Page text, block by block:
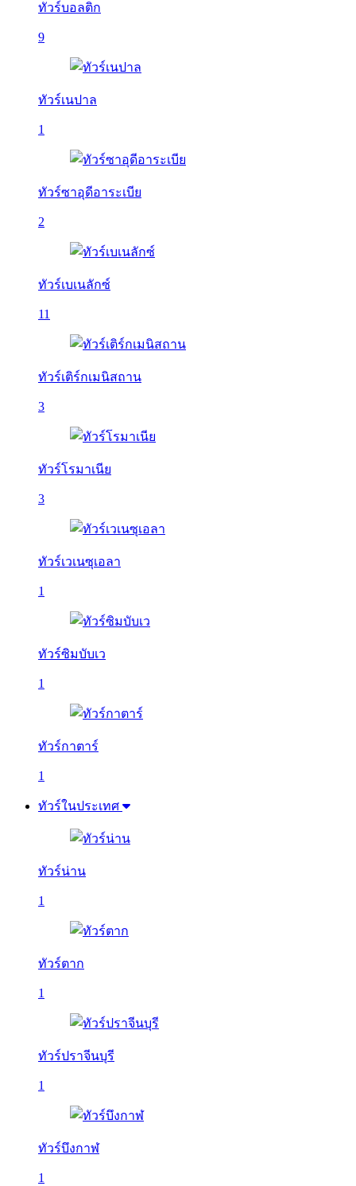
ทัวร์บอลติก
9
ทัวร์เนปาล
1
ทัวร์ซาอุดีอาระเบีย
2
ทัวร์เบเนลักซ์
11
ทัวร์เติร์กเมนิสถาน
3
ทัวร์โรมาเนีย
3
ทัวร์เวเนซุเอลา
1
ทัวร์ซิมบับเว
1
ทัวร์กาตาร์
1
ทัวร์ในประเทศ
ทัวร์น่าน
1
ทัวร์ตาก
1
ทัวร์ปราจีนบุรี
1
ทัวร์บึงกาฬ
1